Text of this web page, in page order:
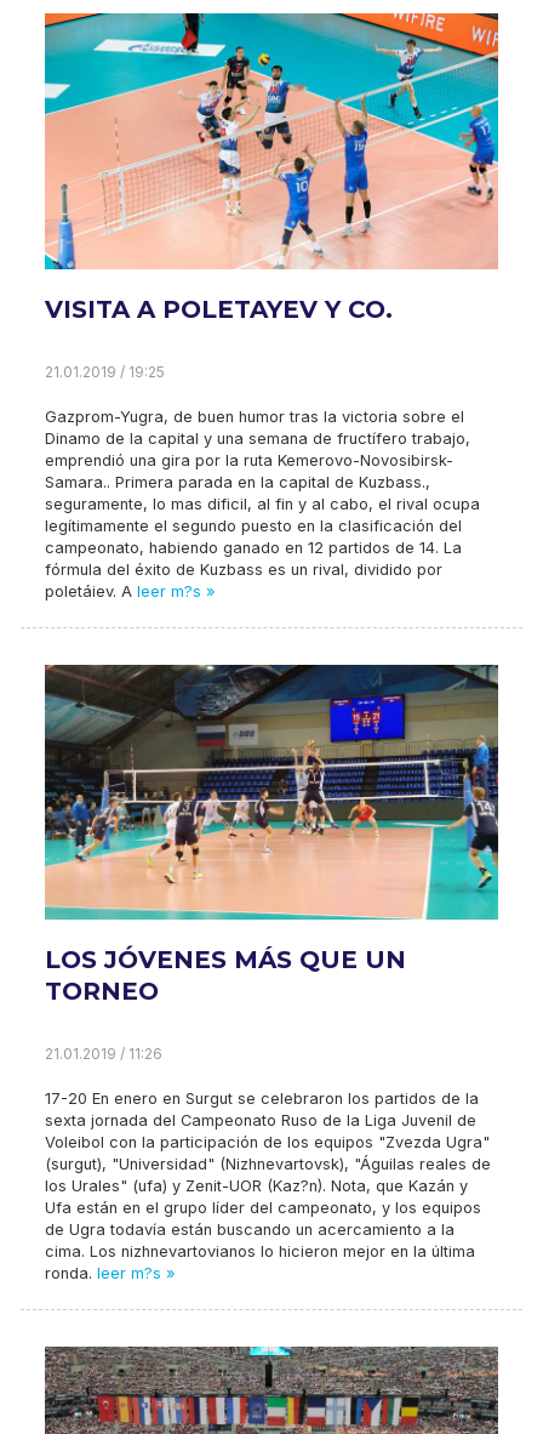
VISITA A POLETAYEV Y CO.
21.01.2019 / 19:25
Gazprom-Yugra, de buen humor tras la victoria sobre el
Dinamo de la capital y una semana de fructífero trabajo,
emprendió una gira por la ruta Kemerovo-Novosibirsk-
Samara.. Primera parada en la capital de Kuzbass.,
seguramente, lo mas dificil, al fin y al cabo, el rival ocupa
legítimamente el segundo puesto en la clasificación del
campeonato, habiendo ganado en 12 partidos de 14. La
fórmula del éxito de Kuzbass es un rival, dividido por
poletáiev. A leer m?s »
LOS JÓVENES MÁS QUE UN
TORNEO
21.01.2019 / 11:26
17-20 En enero en Surgut se celebraron los partidos de la
sexta jornada del Campeonato Ruso de la Liga Juvenil de
Voleibol con la participación de los equipos "Zvezda Ugra"
(surgut), "Universidad" (Nizhnevartovsk), "Águilas reales de
los Urales" (ufa) y Zenit-UOR (Kaz?n). Nota, que Kazán y
Ufa están en el grupo líder del campeonato, y los equipos
de Ugra todavía están buscando un acercamiento a la
cima. Los nizhnevartovianos lo hicieron mejor en la última
ronda. leer m?s »